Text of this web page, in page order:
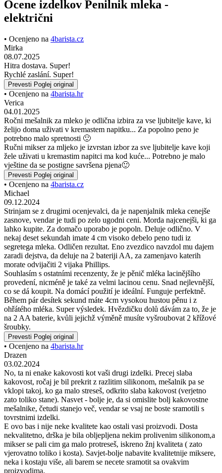
strinjajo, da za svojo ceno odlično opravlja svojo funkcijo in je
idealen za domačo uporabo.
kakovosti, zlasti glede izdelave in občutljivosti stikala.
Ena stranka je kot manjšo pomanjkljivost omenila potrebo po
odvijanju dveh vijakov za zamenjavo baterij. Na splošno pa bo
izdelek razveselil ljubitelje kave, ki želijo doma uživati v kremastih
napitkih.
4,90 €
Brez DDV: 4,02 €
Prikaži izdelek
Na zalogi
dostava naprej 13.8.(možnosti dostave)
Ocene izdelkov Penilnik mleka -
električni
• Ocenjeno na4barista.cz
Mirka
08.07.2025
Hitra dostava. Super!
Rychlé zaslání. Super!
Prevesti Poglej original
• Ocenjeno na4barista.hr
Verica
04.01.2025
Ročni mešalnik za mleko je odlična izbira za vse ljubitelje kave, ki
želijo doma uživati v kremastem napitku... Za popolno peno je
potrebno malo spretnosti 🙂
Ručni mikser za mljeko je izvrstan izbor za sve ljubitelje kave koji
žele uživati u kremastim napitci ma kod kuće... Potrebno je malo
vještine da se postigne savršena pjena🙂
Prevesti Poglej original
• Ocenjeno na
Michael
09.12.2024
Strinjam se z drugimi ocenjevalci, da je napenjalnik mleka cenejše
zasnove, vendar je tudi po zelo ugodni ceni. Morda najcenejši, ki ga
lahko kupite. Za domačo uporabo je popoln. Deluje odlično. V
nekaj deset sekundah imate 4 cm visoko debelo peno tudi iz
segretega mleka. Odličen rezultat. Eno zvezdico navzdol mu dajem
zaradi dejstva, da deluje na 2 bateriji AA, za zamenjavo katerih
morate odvijačiti 2 vijaka Phillips.
Souhlasím s ostatními recenzenty, že je pěnič mléka lacinějšího
provedení, nicméně je také za velmi lacinou cenu. Snad nejlevnější,
co se dá koupit. Na domácí použití je ideální. Funguje perfektně.
Během pár desítek sekund máte 4cm vysokou hustou pěnu i z
ohřátého mléka. Super výsledek. Hvězdičku dolů dávám za to, že je
na 2 AA baterie, kvůli jejichž výměně musíte vyšroubovat 2 křížové
šroubky.